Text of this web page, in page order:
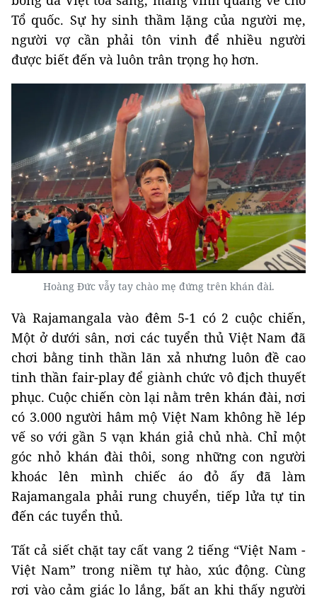
Tổ quốc. Sự hy sinh thầm lặng của người mẹ,
người vợ cần phải tôn vinh để nhiều người
được biết đến và luôn trân trọng họ hơn.
Hoàng Đức vẫy tay chào mẹ đứng trên khán đài.
Và Rajamangala vào đêm 5-1 có 2 cuộc chiến,
Một ở dưới sân, nơi các tuyển thủ Việt Nam đã
chơi bằng tinh thần lăn xả nhưng luôn đề cao
tinh thần fair-play để giành chức vô địch thuyết
phục. Cuộc chiến còn lại nằm trên khán đài, nơi
có 3.000 người hâm mộ Việt Nam không hề lép
vế so với gần 5 vạn khán giả chủ nhà. Chỉ một
góc nhỏ khán đài thôi, song những con người
khoác lên mình chiếc áo đỏ ấy đã làm
Rajamangala phải rung chuyển, tiếp lửa tự tin
đến các tuyển thủ.
Tất cả siết chặt tay cất vang 2 tiếng “Việt Nam -
Việt Nam” trong niềm tự hào, xúc động. Cùng
rơi vào cảm giác lo lắng, bất an khi thấy người